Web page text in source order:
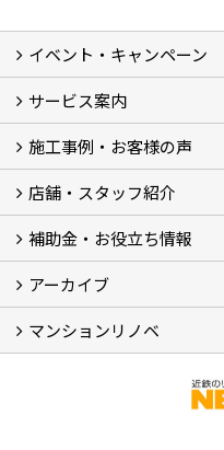
イベント・キャンペーン
最新のイベント・キャン
過去のイベント・キャンペ
サービス案内
リフォームメニュー (17)
マンションリノベ
外壁塗装リフォーム
防音室リフォーム
近鉄不動産のドッグリフ
住まいの無料点検
リフォームの流れ
リフォーム成功のQ＆A
保証とアフターサービス
私たちが大切にしているこ
安心のリフォーム体制
施工担当者の想い
多種多様なニーズに応え
施工事例・お客様の声
施工事例集
ビフォーアフター集
お客様の声
店舗・スタッフ紹介
店舗 (12)
スタッフ
Googleクチコミ評価
近鉄のリフォーム NEWing
補助金・お役立ち情報
補助金・税制 (3)
コラム
ＳＮＳ
アーカイブ
【アーカイブ】近鉄の健
【アーカイブ】住まいの
マンションリノベ